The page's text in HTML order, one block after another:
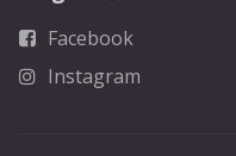
Facebook
Instagram